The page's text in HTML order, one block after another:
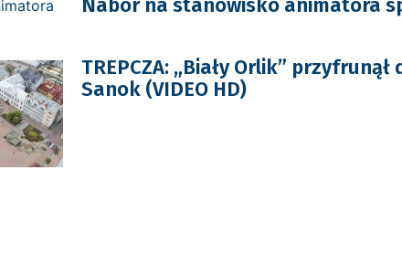
TREPCZA: „Biały Orlik”
Sanok (VIDEO HD)